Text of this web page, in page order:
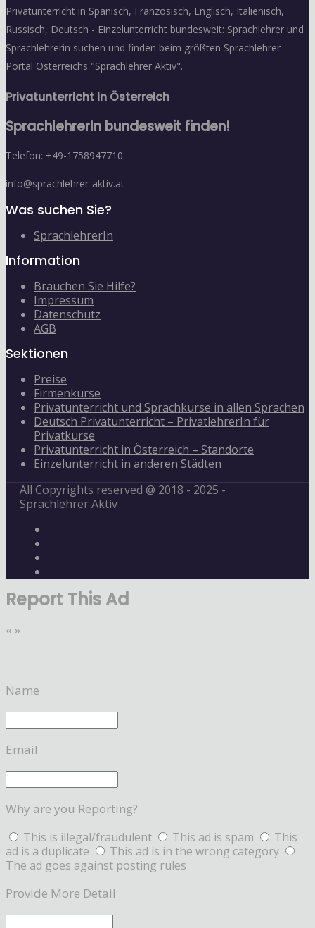
Privatunterricht in Spanisch, Französisch, Englisch, Italienisch,
Russisch, Deutsch - Einzelunterricht bundesweit: Sprachlehrer und
Sprachlehrerin suchen und finden beim größten Sprachlehrer-
Portal Österreichs "Sprachlehrer Aktiv".
Privatunterricht in Österreich
SprachlehrerIn bundesweit finden!
Telefon: +49-1758947710
info@sprachlehrer-aktiv.at
Was suchen Sie?
SprachlehrerIn
Information
Brauchen Sie Hilfe?
Impressum
Datenschutz
AGB
Sektionen
Preise
Firmenkurse
Privatunterricht und Sprachkurse in allen Sprachen
Deutsch Privatunterricht – PrivatlehrerIn für
Privatkurse
Privatunterricht in Österreich – Standorte
Einzelunterricht in anderen Städten
All Copyrights reserved @ 2018 - 2025 -
Sprachlehrer Aktiv
Report This Ad
« »
Name
Email
Why are you Reporting?
This is illegal/fraudulent This ad is spam
This
ad is a duplicate
This ad is in the wrong category
The ad goes against posting rules
Provide More Detail